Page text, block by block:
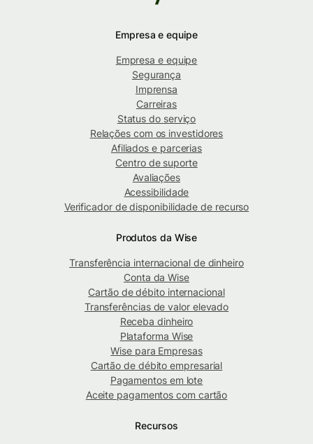
Empresa e equipe
Empresa e equipe
Segurança
Imprensa
Carreiras
Status do serviço
Relações com os investidores
Afiliados e parcerias
Centro de suporte
Avaliações
Acessibilidade
Verificador de disponibilidade de recurso
Produtos da Wise
Transferência internacional de dinheiro
Conta da Wise
Cartão de débito internacional
Transferências de valor elevado
Receba dinheiro
Plataforma Wise
Wise para Empresas
Cartão de débito empresarial
Pagamentos em lote
Aceite pagamentos com cartão
Recursos